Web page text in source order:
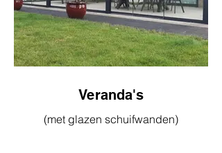
Veranda's
(met glazen schuifwanden)